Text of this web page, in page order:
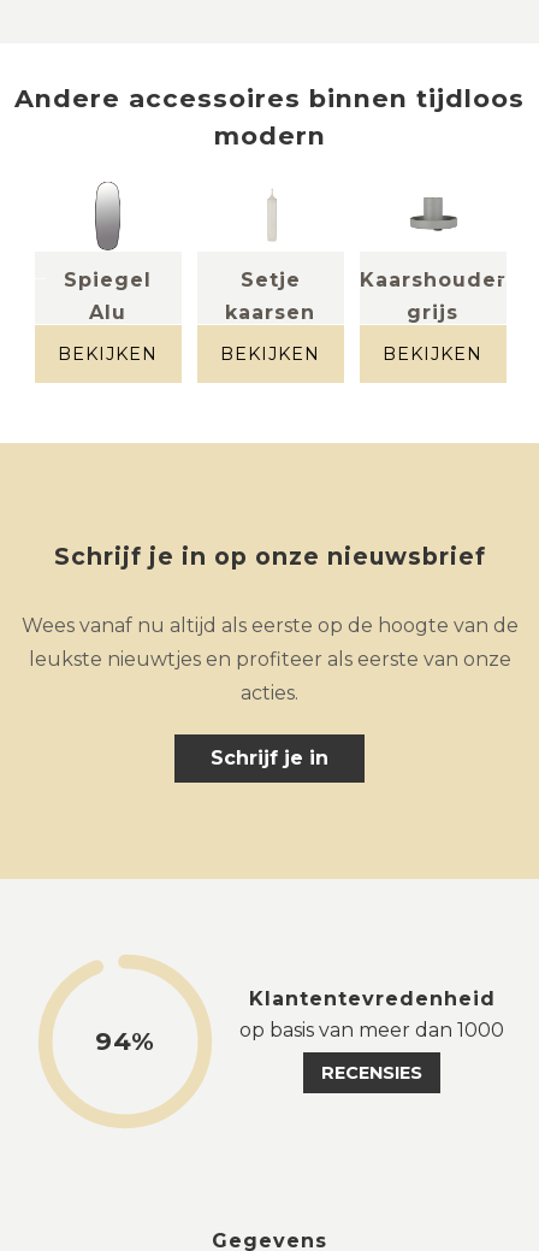
Andere accessoires binnen tijdloos
modern
Spiegel
Alu
(deens
ovaal)
BEKIJKEN
Setje
kaarsen
(setje 4
kaar...
BEKIJKEN
Kaarshouder
grijs
BEKIJKEN
Schrijf je in op onze nieuwsbrief
Wees vanaf nu altijd als eerste op de hoogte van de
leukste nieuwtjes en profiteer als eerste van onze
acties.
Schrijf je in
94%
Klantentevredenheid
op basis van meer dan 1000
RECENSIES
Gegevens